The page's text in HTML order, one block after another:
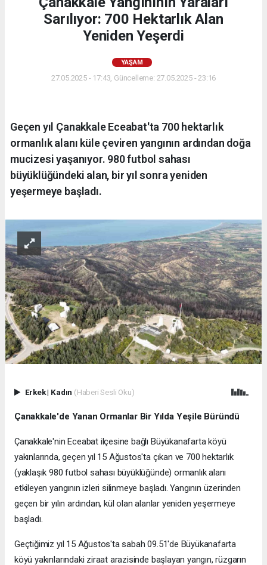
Sarılıyor: 700 Hektarlık Alan
Yeniden Yeşerdi
YAŞAM
27.05.2025 - 17:43, Güncelleme: 27.05.2025 - 23:16
Geçen yıl Çanakkale Eceabat'ta 700 hektarlık
ormanlık alanı küle çeviren yangının ardından doğa
mucizesi yaşanıyor. 980 futbol sahası
büyüklüğündeki alan, bir yıl sonra yeniden
yeşermeye başladı.
Erkek| Kadın (Haberi Sesli Oku)
Çanakkale'de Yanan Ormanlar Bir Yılda Yeşile Büründü
Çanakkale'nin Eceabat ilçesine bağlı Büyükanafarta köyü
yakınlarında, geçen yıl 15 Ağustos'ta çıkan ve 700 hektarlık
(yaklaşık 980 futbol sahası büyüklüğünde) ormanlık alanı
etkileyen yangının izleri silinmeye başladı. Yangının üzerinden
geçen bir yılın ardından, kül olan alanlar yeniden yeşermeye
başladı.
Geçtiğimiz yıl 15 Ağustos'ta sabah 09.51'de Büyükanafarta
köyü yakınlarındaki ziraat arazisinde başlayan yangın, rüzgarın